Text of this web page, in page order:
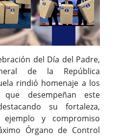
del Día del Padre,
de la República
rindió homenaje a los
que desempeñan este
su fortaleza,
ejemplo y compromiso
Órgano de Control